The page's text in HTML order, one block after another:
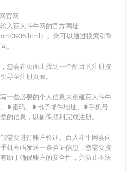
官网
入百人斗牛网的官方网址
3936.html）。您可以通过搜索引擎
。
您会在页面上找到一个醒目的注册按
导至注册页面。
一些必要的个人信息来创建百人斗牛
❥密码、❥电子邮件地址、❥手机号
的信息，以确保顺利完成注册。
需要进行账户验证。百人斗牛网会向
机号码发送一条验证信息，您需要按
助于确保账户的安全性，并防止不法